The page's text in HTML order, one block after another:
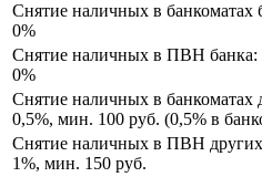
Снятие наличных в банкоматах
0%
Снятие наличных в ПВН банка:
0%
Снятие наличных в банкоматах
0,5%, мин. 100 руб. (0,5% в
Снятие наличных в ПВН других
1%, мин. 150 руб.